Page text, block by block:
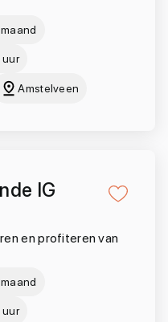
Amstelveen
IG
en profiteren van